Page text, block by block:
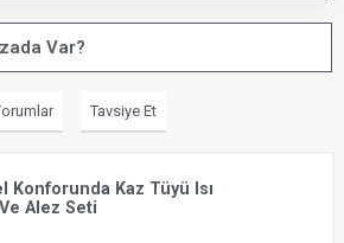
Var?
Tavsiye Et
Konforunda Kaz Tüyü Isı
Alez Seti